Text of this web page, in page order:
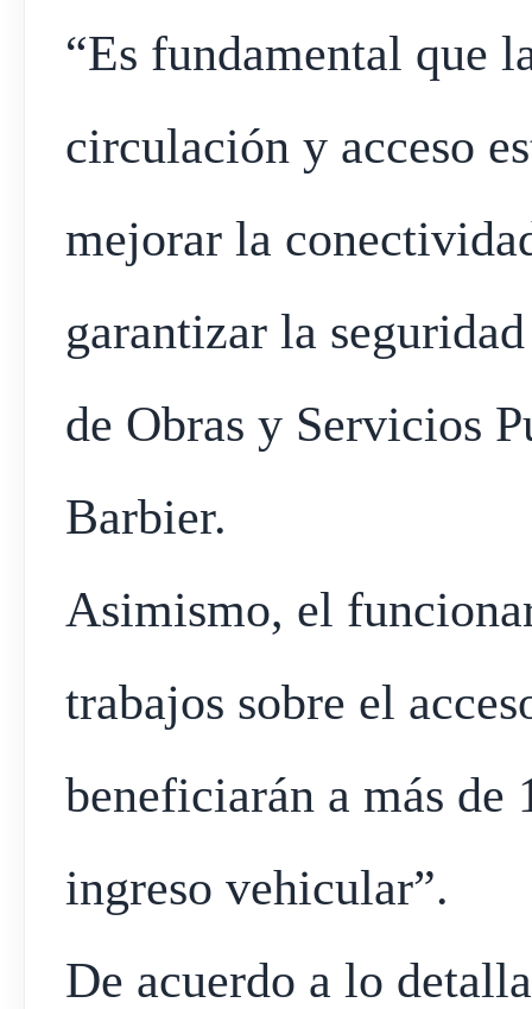
“Es fundamental que
circulación y acceso
mejorar la
garantizar la
de Obras y Servicios
Barbier.
Asimismo, el
trabajos sobre el
beneficiarán a más de
ingreso vehicular”.
De acuerdo a lo